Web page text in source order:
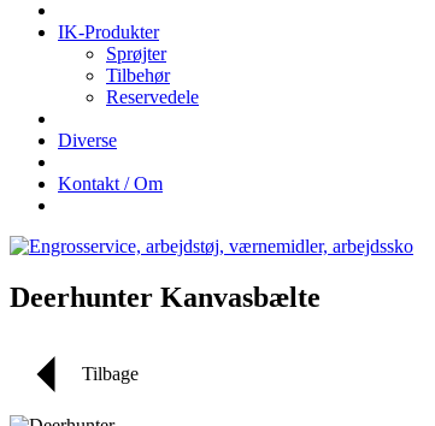
IK-Produkter
Sprøjter
Tilbehør
Reservedele
Diverse
Kontakt / Om
Deerhunter Kanvasbælte
Tilbage